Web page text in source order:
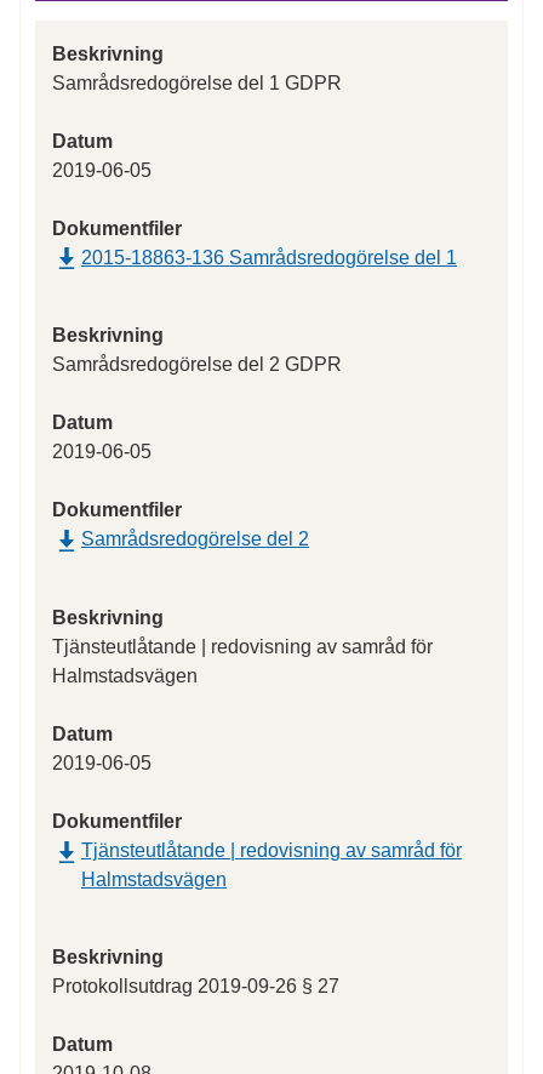
Beskrivning
Samrådsredogörelse del 1 GDPR
Datum
2019-06-05
Dokumentfiler
2015-18863-136 Samrådsredogörelse del 1
Beskrivning
Samrådsredogörelse del 2 GDPR
Datum
2019-06-05
Dokumentfiler
Samrådsredogörelse del 2
Beskrivning
Tjänsteutlåtande | redovisning av samråd för
Halmstadsvägen
Datum
2019-06-05
Dokumentfiler
Tjänsteutlåtande | redovisning av samråd för
Halmstadsvägen
Beskrivning
Protokollsutdrag 2019-09-26 § 27
Datum